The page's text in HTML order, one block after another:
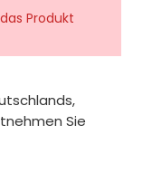
Produkt
Sie